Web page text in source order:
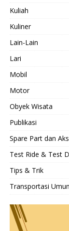
Kuliah
Kuliner
Lain-Lain
Lari
Mobil
Motor
Obyek Wisata
Publikasi
Spare Part dan
Test Ride & Test
Tips & Trik
Transportasi